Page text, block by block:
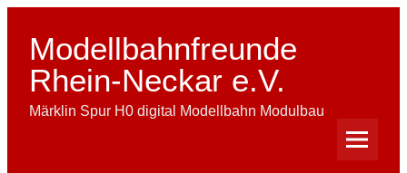
Skip
contentModellbahnfreunde
Rhein-Neckar e.V.
Märklin Spur H0 digital Modellbahn Modulbau